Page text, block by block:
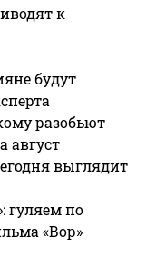
к
будут
разобьют
август
выглядит
гуляем по
«Вор»